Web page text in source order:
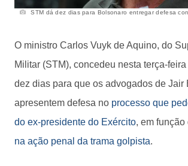
STM dá dez dias para Bolsonaro entregar defesa
O ministro Carlos Vuyk de Aquino, do
Militar (STM), concedeu nesta terça-
dez dias para que os advogados de Jair
apresentem defesa no processo que
do ex-presidente do Exército, em função
na ação penal da trama golpista.